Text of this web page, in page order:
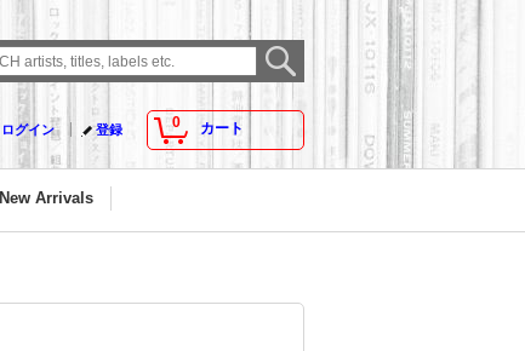
0 カート
ログイン 登録
New Arrivals